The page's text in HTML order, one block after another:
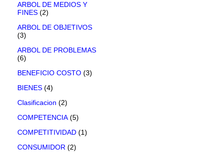
ARBOL DE MEDIOS Y
FINES (2)
ARBOL DE OBJETIVOS
(3)
ARBOL DE PROBLEMAS
(6)
BENEFICIO COSTO (3)
BIENES (4)
Clasificacion (2)
COMPETENCIA (5)
COMPETITIVIDAD (1)
CONSUMIDOR (2)